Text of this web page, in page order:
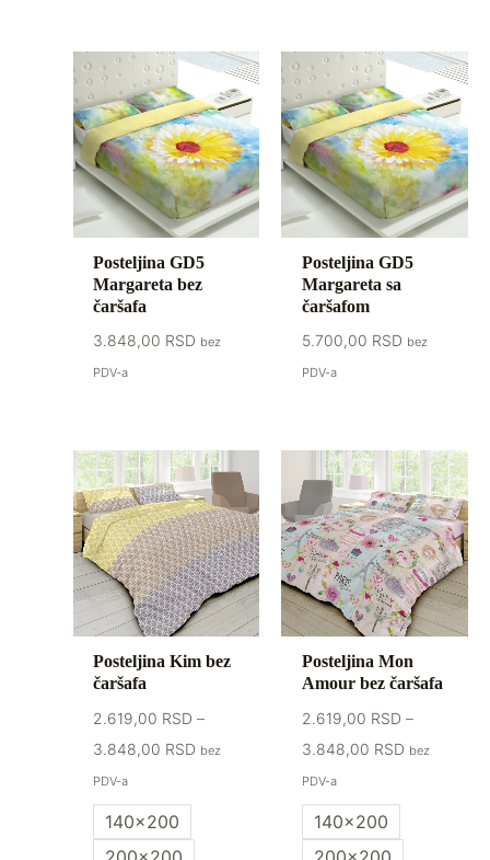
Posteljina GD5
Margareta bez
čaršafa
3.848,00 RSD bez
PDV-a
Posteljina GD5
Margareta sa
čaršafom
5.700,00 RSD bez
PDV-a
Posteljina Kim bez
čaršafa
2.619,00 RSD –
3.848,00 RSD
Raspon
cena:
od
2.619,00 RSD
do
3.848,00 RSD
bez
PDV-a
140x200
Posteljina Mon
Amour bez čaršafa
2.619,00 RSD –
3.848,00 RSD
Raspon
cena:
od
2.619,00
do
3.848,00
bez
PDV-a
140x200